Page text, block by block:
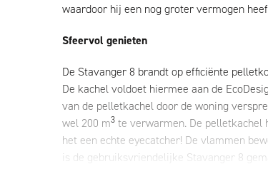
waardoor hij een nog groter vermogen
Sfeervol genieten
De Stavanger 8 brandt op efficiënte
De kachel voldoet hiermee aan de
van de pelletkachel door de woning
wel 200 m3 te verwarmen. De
het een echte eyecatcher! De vlammen
is de gebruiksvriendelijke Stavanger 8